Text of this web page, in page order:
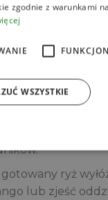
ponownie wyłóż
do
zmniejsz.
ugotuj wg
mango
posiekaną
ryż
lub zjeść
zgodnie z warunkami
WSZYSTKIE